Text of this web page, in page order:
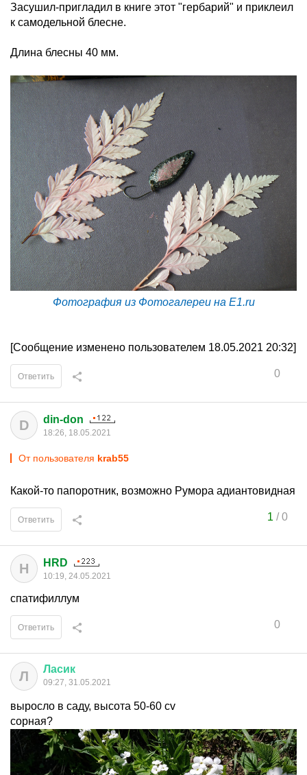
Засушил-пригладил в книге этот "гербарий" и приклеил
к самодельной блесне.
Длина блесны 40 мм.
Фотография из Фотогалереи на E1.ru
[Сообщение изменено пользователем 18.05.2021 20:32]
0
Ответить
D din-don
18:26, 18.05.2021
От пользователя krab55
Какой-то папоротник, возможно Румора адиантовидная
1 /0
Ответить
H HRD
10:19, 24.05.2021
спатифиллум
0
Ответить
Л Ласик
09:27, 31.05.2021
выросло в саду, высота 50-60 cv
сорная?